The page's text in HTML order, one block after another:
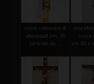
cristo romanico di
altenstadt cm. 30
(articolo da ...
croce
cm.80 x